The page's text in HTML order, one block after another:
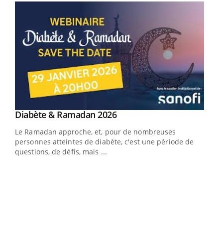
Youtube
Diabète & Ramadan 2026Youtube
Le Ramadan approche, et, pour de nombreuses
personnes atteintes de diabète, c'est une période de
questions, de défis, mais ...